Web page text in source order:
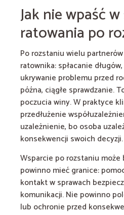
Jak nie wpaść
ratowania po
Po rozstaniu wielu
ratownika: spłacanie
ukrywanie problemu przed
późna, ciągłe sprawdzanie.
poczucia winy. W praktyce
przedłużenie
uzależnienie, bo osoba
konsekwencji swoich decyzji.
Wsparcie po rozstaniu może
powinno mieć granice:
kontakt w sprawach
komunikacji. Nie powinno
lub ochronie przed